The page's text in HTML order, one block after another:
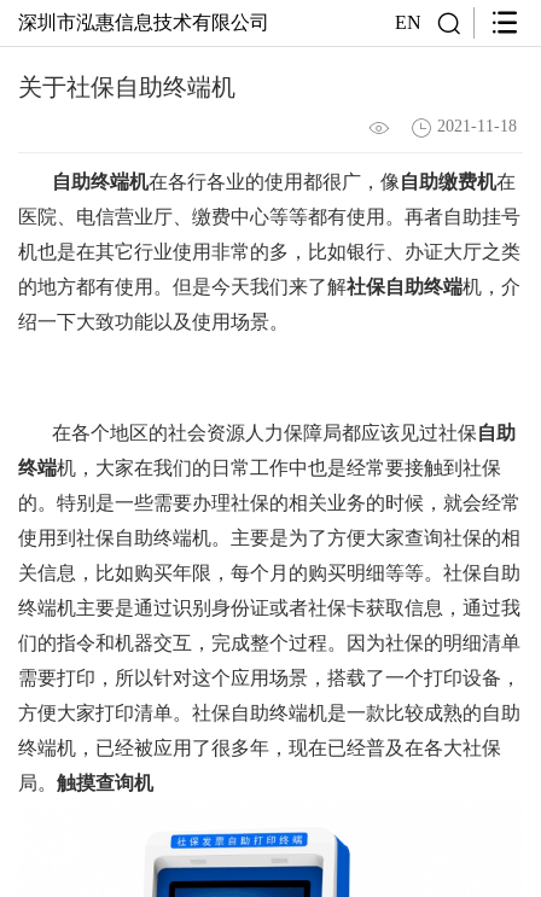
深圳市泓惠信息技术有限公司 EN
关于社保自助终端机
2021-11-18
自助终端机在各行各业的使用都很广，像自助缴费机在
医院、电信营业厅、缴费中心等等都有使用。再者自助挂号
机也是在其它行业使用非常的多，比如银行、办证大厅之类
的地方都有使用。但是今天我们来了解社保自助终端机，介
绍一下大致功能以及使用场景。
在各个地区的社会资源人力保障局都应该见过社保自助
终端机，大家在我们的日常工作中也是经常要接触到社保
的。特别是一些需要办理社保的相关业务的时候，就会经常
使用到社保自助终端机。主要是为了方便大家查询社保的相
关信息，比如购买年限，每个月的购买明细等等。社保自助
终端机主要是通过识别身份证或者社保卡获取信息，通过我
们的指令和机器交互，完成整个过程。因为社保的明细清单
需要打印，所以针对这个应用场景，搭载了一个打印设备，
方便大家打印清单。社保自助终端机是一款比较成熟的自助
终端机，已经被应用了很多年，现在已经普及在各大社保
局。 触摸查询机